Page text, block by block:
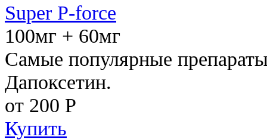
Super P-force
100мг + 60мг
Самые популярные
Дапоксетин.
от 200 Р
Купить